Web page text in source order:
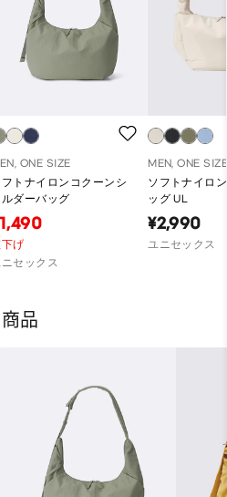
ONE SIZE
フトナイロンコクーンシ
ルダーバッグ
げ
ニセックス
MEN, ONE
ソフトナイロ
ッグ UL
¥2,990
ユニセックス
品